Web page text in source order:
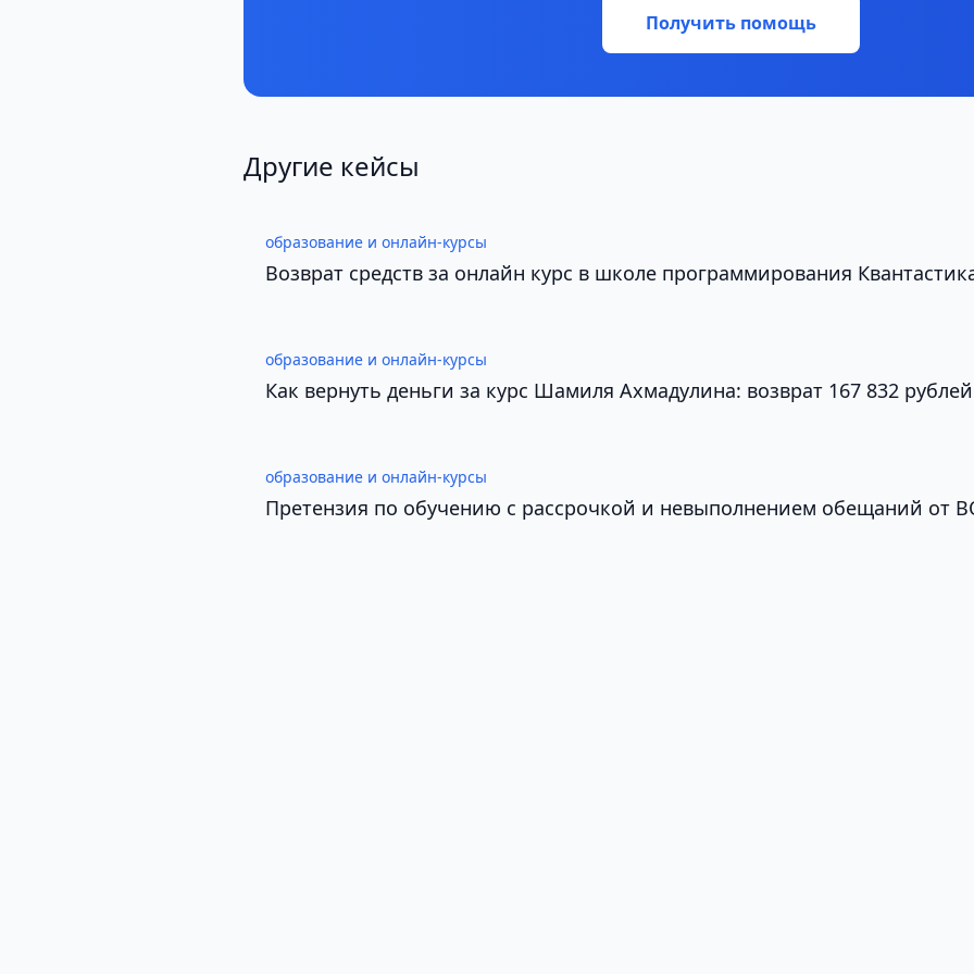
Получить помощь
Другие кейсы
образование и онлайн-курсы
Возврат средств за онлайн курс в школе программирования
образование и онлайн-курсы
Как вернуть деньги за курс Шамиля Ахмадулина: возврат 167 832 рублей
образование и онлайн-курсы
Претензия по обучению с рассрочкой и невыполнением обещаний от